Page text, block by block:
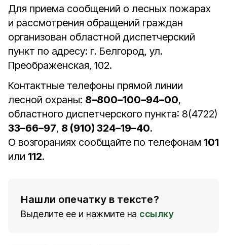
Для приема сообщений о лесных пожарах
и рассмотрения обращений граждан
организован областной диспетчерский
пункт по адресу: г. Белгород, ул.
Преображенская, 102.
Контактные телефоны прямой линии
лесной охраны: 8–800–100–94–00,
областного диспетчерского пункта: 8(4722)
33–66–97, 8 (910) 324–19–40.
О возгораниях сообщайте по телефонам 101
или 112.
Нашли опечатку в тексте?
Выделите ее и нажмите на ссылку